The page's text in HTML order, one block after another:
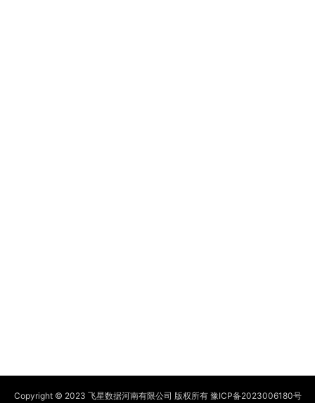
Copyright © 2023 飞星数据河南有限公司 版权所有 豫ICP备2023006180号